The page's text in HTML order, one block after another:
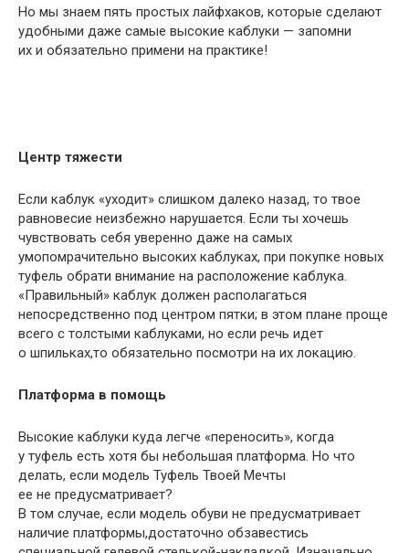
Но мы знаем пять простых лайфхаков, которые сделают
удобными даже самые высокие каблуки — запомни
их и обязательно примени на практике!
Центр тяжести
Если каблук «уходит» слишком далеко назад, то твое
равновесие неизбежно нарушается. Если ты хочешь
чувствовать себя уверенно даже на самых
умопомрачительно высоких каблуках, при покупке новых
туфель обрати внимание на расположение каблука.
«Правильный» каблук должен располагаться
непосредственно под центром пятки; в этом плане проще
всего с толстыми каблуками, но если речь идет
о шпильках,то обязательно посмотри на их локацию.
Платформа в помощь
Высокие каблуки куда легче «переносить», когда
у туфель есть хотя бы небольшая платформа. Но что
делать, если модель Туфель Твоей Мечты
ее не предусматривает?
В том случае, если модель обуви не предусматривает
наличие платформы,достаточно обзавестись